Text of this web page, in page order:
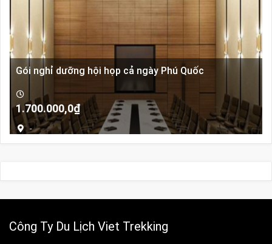
Gói nghỉ dưỡng hội họp cả ngày Phú Quốc
1.700.000,0₫
-
Công Ty Du Lịch Viet Trekking